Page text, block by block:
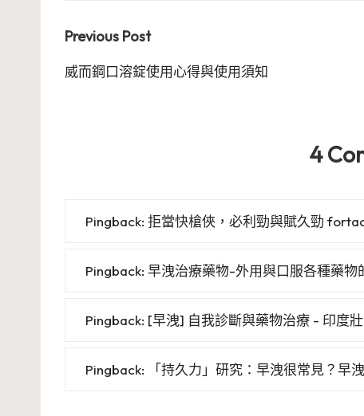
Post
navigation
Previous Post
威而鋼口溶錠使用心得與使用須知
4
Pingback: 拒當快槍俠，必利勁與賦久勁
Pingback: 早洩治療藥物-外用與口服各種藥
Pingback: [早洩] 自我診斷與藥物治療 - 印度
Pingback: 「持久力」研究：早洩很常見？